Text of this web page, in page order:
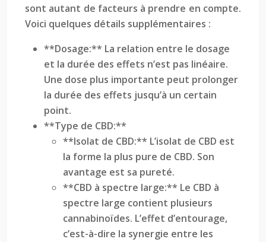
sont autant de facteurs à prendre en compte.
Voici quelques détails supplémentaires :
**Dosage:** La relation entre le dosage
et la durée des effets n’est pas linéaire.
Une dose plus importante peut prolonger
la durée des effets jusqu’à un certain
point.
**Type de CBD:**
**Isolat de CBD:** L’isolat de CBD est
la forme la plus pure de CBD. Son
avantage est sa pureté.
**CBD à spectre large:** Le CBD à
spectre large contient plusieurs
cannabinoïdes. L’effet d’entourage,
c’est-à-dire la synergie entre les